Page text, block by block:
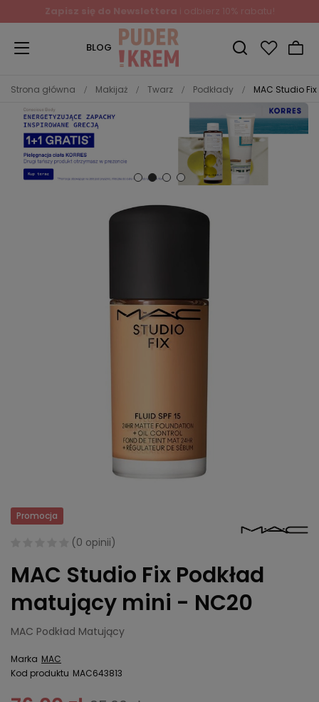
Zapisz się do Newslettera i odbierz 10% rabatu!
BLOG
Strona główna Makijaż Twarz Podkłady MAC Studio
Promocja
(0 opinii)
MAC Studio Fix Podkład
matujący mini - NC20
MAC Podkład Matujący
Marka MAC
Kod produktu MAC643813